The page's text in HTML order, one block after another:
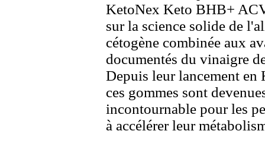
KetoNex Keto BHB+
sur la science solide de
cétogène combinée aux
documentés du vinaigre
Depuis leur lancement en
ces gommes sont
incontournable pour les
à accélérer leur